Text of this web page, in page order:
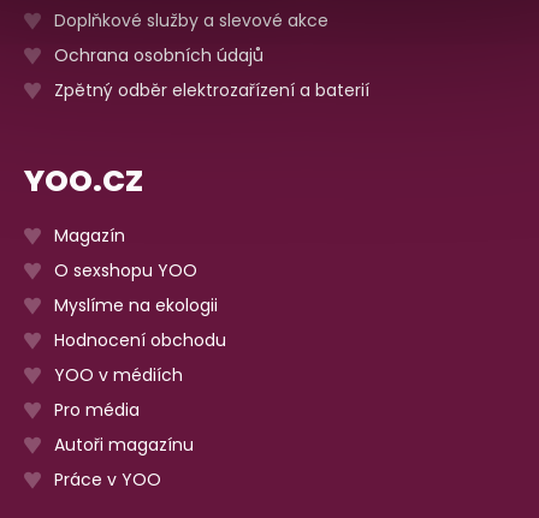
Doplňkové služby a slevové akce
Ochrana osobních údajů
Zpětný odběr elektrozařízení a baterií
YOO.CZ
Magazín
O sexshopu YOO
Myslíme na ekologii
Hodnocení obchodu
YOO v médiích
Pro média
Autoři magazínu
Práce v YOO